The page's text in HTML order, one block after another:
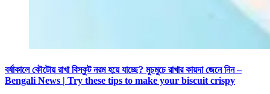
বর্ষাকালে কৌটোয় রাখা বিস্কুট নরম হয়ে যাচ্ছে? মুচমুচে রাখার কায়দা জেনে নিন –
Bengali News | Try these tips to make your biscuit crispy